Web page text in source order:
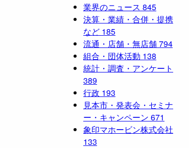
業界のニュース 845
決算・業績・合併・提携
など 185
流通・店舗・無店舗794
組合・団体活動 138
統計・調査・アンケート
389
行政 193
見本市・発表会・セミナ
ー・キャンペーン 671
象印マホービン株式会社
133